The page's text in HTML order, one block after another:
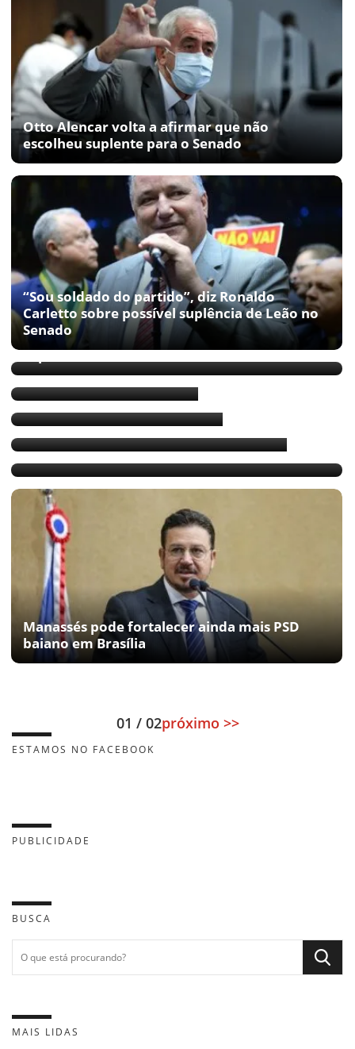
Otto Alencar volta a afirmar que não
escolheu suplente para o Senado
“Sou soldado do partido”, diz Ronaldo
Carletto sobre possível suplência de Leão no
Senado
Manassés diz que não vai abrir mão de
suplência
Paulo Magalhães sobrou
PSB tenta convencer Bebeto
A carta na manga de Paulo Magalhães
Paulo Magalhães chateado com Charles
Fernandes
Manassés pode fortalecer ainda mais PSD
baiano em Brasília
01 / 02próximo >>
ESTAMOS NO FACEBOOK
PUBLICIDADE
BUSCA
MAIS LIDAS